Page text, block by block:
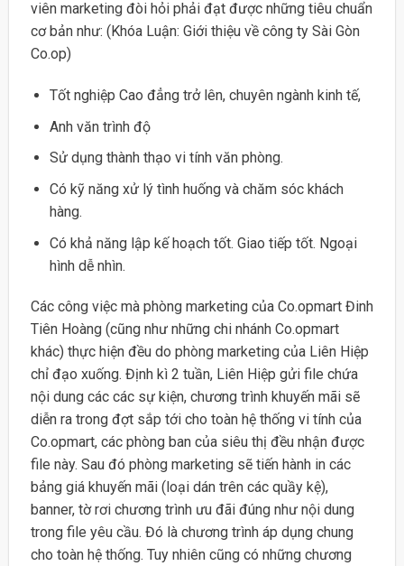
viên marketing đòi hỏi phải đạt được những tiêu chuẩn
cơ bản như: (Khóa Luận: Giới thiệu về công ty Sài Gòn
Co.op)
Tốt nghiệp Cao đẳng trở lên, chuyên ngành kinh tế,
Anh văn trình độ
Sử dụng thành thạo vi tính văn phòng.
Có kỹ năng xử lý tình huống và chăm sóc khách
hàng.
Có khả năng lập kế hoạch tốt. Giao tiếp tốt. Ngoại
hình dễ nhìn.
Các công việc mà phòng marketing của Co.opmart Đinh
Tiên Hoàng (cũng như những chi nhánh Co.opmart
khác) thực hiện đều do phòng marketing của Liên Hiệp
chỉ đạo xuống. Định kì 2 tuần, Liên Hiệp gửi file chứa
nội dung các các sự kiện, chương trình khuyến mãi sẽ
diễn ra trong đợt sắp tới cho toàn hệ thống vi tính của
Co.opmart, các phòng ban của siêu thị đều nhận được
file này. Sau đó phòng marketing sẽ tiến hành in các
bảng giá khuyến mãi (loại dán trên các quầy kệ),
banner, tờ rơi chương trình ưu đãi đúng như nội dung
trong file yêu cầu. Đó là chương trình áp dụng chung
cho toàn hệ thống. Tuy nhiên cũng có những chương